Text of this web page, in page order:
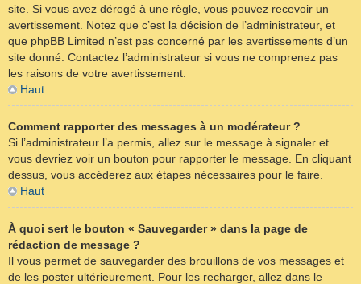
site. Si vous avez dérogé à une règle, vous pouvez recevoir un
avertissement. Notez que c’est la décision de l’administrateur, et
que phpBB Limited n’est pas concerné par les avertissements d’un
site donné. Contactez l’administrateur si vous ne comprenez pas
les raisons de votre avertissement.
Haut
Comment rapporter des messages à un modérateur ?
Si l’administrateur l’a permis, allez sur le message à signaler et
vous devriez voir un bouton pour rapporter le message. En cliquant
dessus, vous accéderez aux étapes nécessaires pour le faire.
Haut
À quoi sert le bouton « Sauvegarder » dans la page de
rédaction de message ?
Il vous permet de sauvegarder des brouillons de vos messages et
de les poster ultérieurement. Pour les recharger, allez dans le